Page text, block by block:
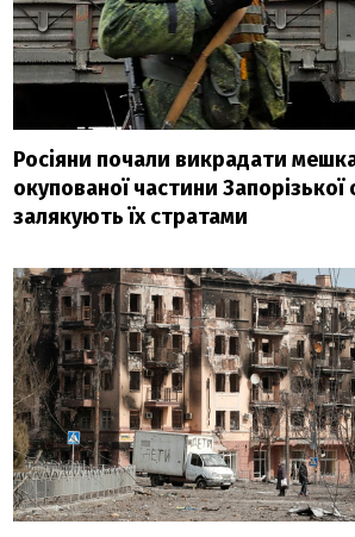
Росіяни почали викрадати
окупованої частини Запорізької
залякують їх стратами